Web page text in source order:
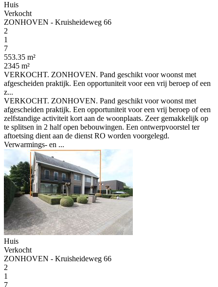
Huis
Verkocht
ZONHOVEN - Kruisheideweg 66
2
1
7
553.35 m²
2345 m²
VERKOCHT. ZONHOVEN. Pand geschikt voor woonst met
afgescheiden praktijk. Een opportuniteit voor een vrij beroep of een
z...
VERKOCHT. ZONHOVEN. Pand geschikt voor woonst met
afgescheiden praktijk. Een opportuniteit voor een vrij beroep of een
zelfstandige activiteit kort aan de woonplaats. Zeer gemakkelijk op
te splitsen in 2 half open bebouwingen. Een ontwerpvoorstel ter
aftoetsing dient aan de dienst RO worden voorgelegd.
Verwarmings- en ...
Huis
Verkocht
ZONHOVEN - Kruisheideweg 66
2
1
7